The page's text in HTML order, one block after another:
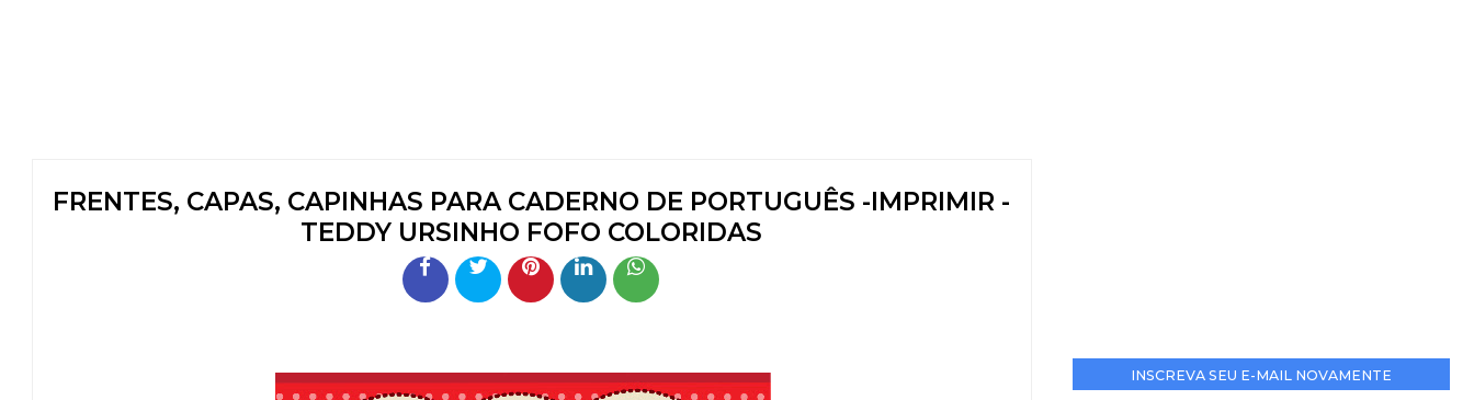
FRENTES, CAPAS, CAPINHAS PARA CADERNO DE PORTUGUÊS -IMPRIMIR -
TEDDY URSINHO FOFO COLORIDAS
INSCREVA SEU E-MAIL NOVAMENTE